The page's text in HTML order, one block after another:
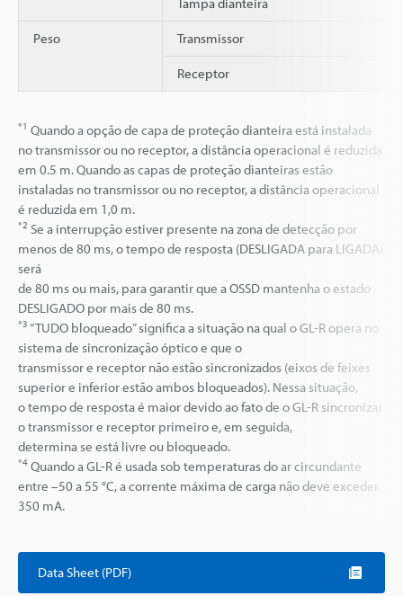
Peso Transmissor
Receptor
*1 Quando a opção de capa de proteção dianteira está instalada
no transmissor ou no receptor, a distância operacional é reduzida
em 0.5 m. Quando as capas de proteção dianteiras estão
instaladas no transmissor ou no receptor, a distância operacional
é reduzida em 1,0 m.
*2 Se a interrupção estiver presente na zona de detecção por
menos de 80 ms, o tempo de resposta (DESLIGADA para LIGADA)
será
de 80 ms ou mais, para garantir que a OSSD mantenha o estado
DESLIGADO por mais de 80 ms.
*3 “TUDO bloqueado” significa a situação na qual o GL-R opera no
sistema de sincronização óptico e que o
transmissor e receptor não estão sincronizados (eixos de feixes
superior e inferior estão ambos bloqueados). Nessa situação,
o tempo de resposta é maior devido ao fato de o GL-R sincronizar
o transmissor e receptor primeiro e, em seguida,
determina se está livre ou bloqueado.
*4 Quando a GL-R é usada sob temperaturas do ar circundante
entre –50 a 55 °C, a corrente máxima de carga não deve exceder
350 mA.
Data Sheet (PDF)